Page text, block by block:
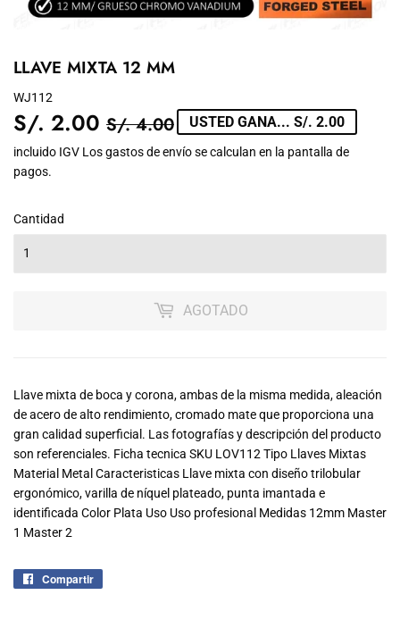
LLAVE MIXTA 12 MM
WJ112
S/. 2.00 S/. 4.00
PRECIO
TIENDA
S/.
4.00
PRECIO
DE
S/.
2.00
USTED GANA... S/. 2.00
incluido IGV Losgastos de envíose calculan en la pantalla de
pagos.
Cantidad
AGOTADO
Llave mixta de boca y corona, ambas de la misma medida, aleación
de acero de alto rendimiento, cromado mate que proporciona una
gran calidad superficial. Las fotografías y descripción del producto
son referenciales. Ficha tecnica SKU LOV112 Tipo Llaves Mixtas
Material Metal Caracteristicas Llave mixta con diseño trilobular
ergonómico, varilla de níquel plateado, punta imantada e
identificada Color Plata Uso Uso profesional Medidas 12mm Master
1 Master 2
Compartir